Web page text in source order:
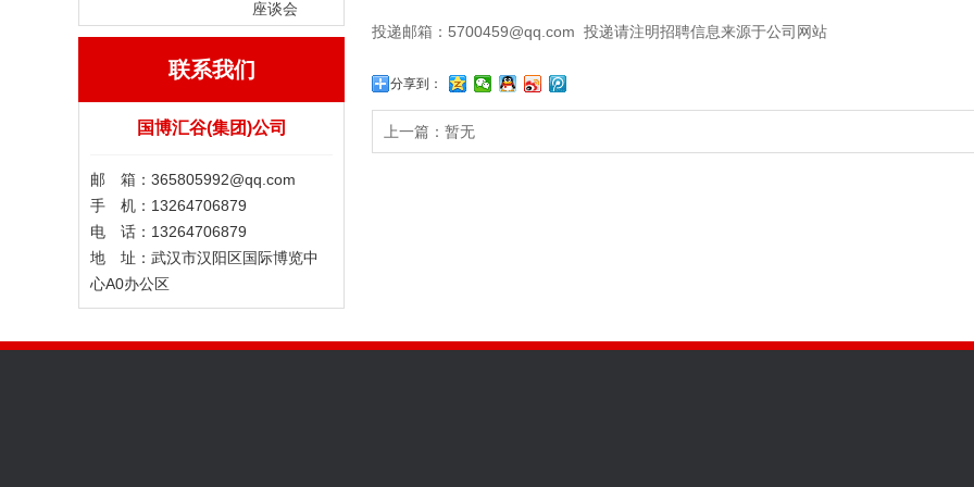
座谈会
联系我们
国博汇谷(集团)公司
邮 箱：365805992@qq.com
手 机：13264706879
电 话：13264706879
地 址：武汉市汉阳区国际博览中
心A0办公区
投递邮箱：5700459@qq.com 投递请注明招聘信息来源于公司网站
分享到：
上一篇：暂无